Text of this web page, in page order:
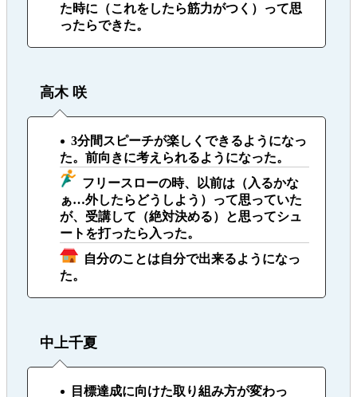
た時に（これをしたら筋力がつく）って思
ったらできた。
高木 咲
3分間スピーチが楽しくできるようになっ
た。前向きに考えられるようになった。
フリースローの時、以前は（入るかな
ぁ…外したらどうしよう）って思っていた
が、受講して（絶対決める）と思ってシュ
ートを打ったら入った。
自分のことは自分で出来るようになっ
た。
中上千夏
目標達成に向けた取り組み方が変わっ